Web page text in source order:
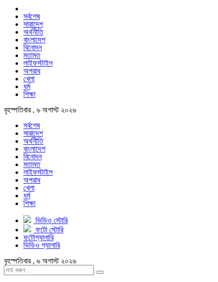
সর্বশেষ
সারাদেশ
অর্থনীতি
বাংলাদেশ
বিনোদন
মতামত
লাইফস্টাইল
অপরাধ
খেলা
ধর্ম
শিক্ষা
বৃহস্পতিবার , ৬ অগাস্ট ২০২৬
সর্বশেষ
সারাদেশ
অর্থনীতি
বাংলাদেশ
বিনোদন
মতামত
লাইফস্টাইল
অপরাধ
খেলা
ধর্ম
শিক্ষা
ভিডিও স্টোরি
ফটো স্টোরি
ফটোগ্যালারি
ভিডিও গ্যালারি
বৃহস্পতিবার , ৬ অগাস্ট ২০২৬